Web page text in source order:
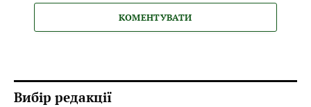
КОМЕНТУВАТИ
Вибір редакції